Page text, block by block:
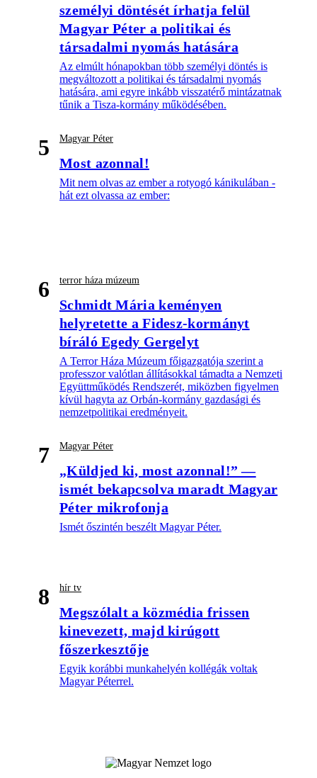
személyi döntését írhatja felül
Magyar Péter a politikai és
társadalmi nyomás hatására
Az elmúlt hónapokban több személyi döntés is
megváltozott a politikai és társadalmi nyomás
hatására, ami egyre inkább visszatérő mintázatnak
tűnik a Tisza-kormány működésében.
5 Magyar Péter
Most azonnal!
Mit nem olvas az ember a rotyogó kánikulában -
hát ezt olvassa az ember:
6 terror háza múzeum
Schmidt Mária keményen
helyretette a Fidesz-kormányt
bíráló Egedy Gergelyt
A Terror Háza Múzeum főigazgatója szerint a
professzor valótlan állításokkal támadta a Nemzeti
Együttműködés Rendszerét, miközben figyelmen
kívül hagyta az Orbán-kormány gazdasági és
nemzetpolitikai eredményeit.
7 Magyar Péter
„Küldjed ki, most azonnal!” —
ismét bekapcsolva maradt Magyar
Péter mikrofonja
Ismét őszintén beszélt Magyar Péter.
8 hír tv
Megszólalt a közmédia frissen
kinevezett, majd kirúgott
főszerkesztője
Egyik korábbi munkahelyén kollégák voltak
Magyar Péterrel.